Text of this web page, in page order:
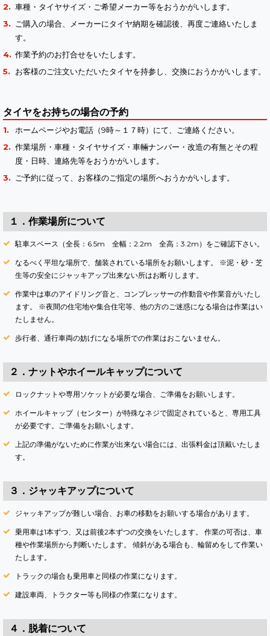
車種・タイヤサイズ・ご希望メーカー等をおうかがいします。
ご購入の場合、メーカーにタイヤ納期を確認後、再度ご連絡いたしま
す。
作業予約のお打合せをいたします。
お客様のご注文いただいたタイヤを持参し、交換におうかがいします。
タイヤをお持ちの場合の予約
ホームページやお電話（9時～１７時）にて、ご連絡ください。
作業場所・車種・タイヤサイズ・車輛ナンバー・改造の有無とその程
度・日時、連絡先等をおうかがいします。
ご予約に従って、お客様のご指定の場所へおうかがいします。
１．作業場所について
駐車スペース（全長：6.5m 全幅：2.2m 全高：3.2m）をご確認下さい。
なるべく平坦な場所で、舗装されている場所をお願いします。 ※泥・砂・芝
生等の安全にジャッキアップ出来ない所はお断りします。
作業中は車のアイドリング音と、コンプレッサーの作動音や作業音がいたし
ます。 ※夜間の住宅地や集合住宅等、他の方のご迷惑になる場合は作業はい
たしません。
歩行者、通行車両の妨げになる場所での作業はおこないません。
２．ナットやホイールキャップについて
ロックナットや専用ソケットが必要な場合、ご準備をお願いします。
ホイールキャップ（センター）が特殊なネジで固定されていると、専用工具
が必要です。ご準備をお願いします。
上記の準備がないために作業が出来ない場合には、出張料金は頂戴いたしま
す。
３．ジャッキアップについて
ジャッキアップが難しい場合、お車の移動をお願いする場合があります。
乗用車は1本ずつ、又は前後2本ずつの交換をいたします。 作業の可否は、車
種や作業場所から判断いたします。 傾斜がある場合も、輪留めをして作業い
たします。
トラックの場合も乗用車と同様の作業になります。
建設車両、トラクター等も同様の作業になります。
４．脱着について